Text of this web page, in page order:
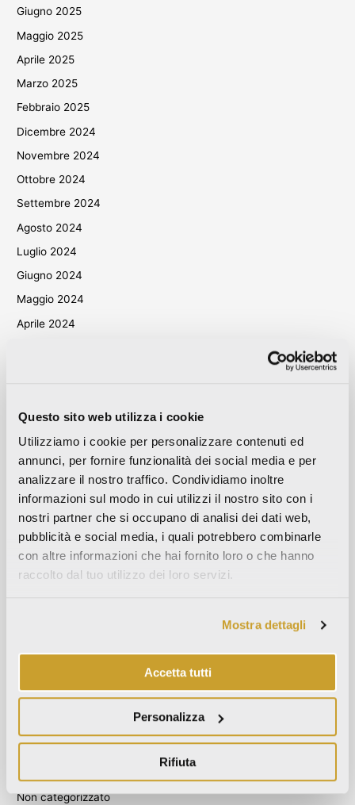
Questo sito web utilizza i cookie
Utilizziamo i cookie per personalizzare contenuti ed
annunci, per fornire funzionalità dei social media e per
analizzare il nostro traffico. Condividiamo inoltre
informazioni sul modo in cui utilizzi il nostro sito con i
nostri partner che si occupano di analisi dei dati web,
pubblicità e social media, i quali potrebbero combinarle
con altre informazioni che hai fornito loro o che hanno
raccolto dal tuo utilizzo dei loro servizi.
Mostra dettagli
Accetta tutti
Personalizza
Rifiuta
Giugno 2025
Maggio 2025
Aprile 2025
Marzo 2025
Febbraio 2025
Dicembre 2024
Novembre 2024
Ottobre 2024
Settembre 2024
Agosto 2024
Luglio 2024
Giugno 2024
Maggio 2024
Aprile 2024
Maggio 2023
Aprile 2023
Settembre 2022
Marzo 2022
Ottobre 2021
Settembre 2021
Agosto 2021
Novembre 2019
Categories
Non categorizzato